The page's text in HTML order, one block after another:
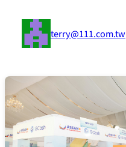
terry@111.com.tw